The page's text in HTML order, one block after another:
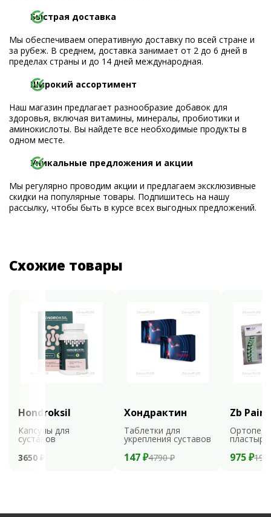
Быстрая доставка
Мы обеспечиваем оперативную доставку по всей стране и
за рубеж. В среднем, доставка занимает от 2 до 6 дней в
пределах страны и до 14 дней международная.
Широкий ассортимент
Наш магазин предлагает разнообразие добавок для
здоровья, включая витамины, минералы, пробиотики и
аминокислоты. Вы найдете все необходимые продукты в
одном месте.
Уникальные предложения и акции
Мы регулярно проводим акции и предлагаем эксклюзивные
скидки на популярные товары. Подпишитесь на нашу
рассылку, чтобы быть в курсе всех выгодных предложений.
Схожие товары
Hondroksil
Капсулы для
суставов
3650 ₽
Хондрактин
Таблетки для
укрепления суставов
147 ₽4790 ₽
Zb Pain
пластыри
975 ₽